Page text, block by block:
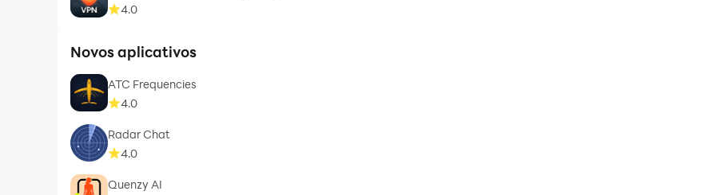
4.0
Novos aplicativos
ATC Frequencies
4.0
Radar Chat
4.0
Quenzy AI